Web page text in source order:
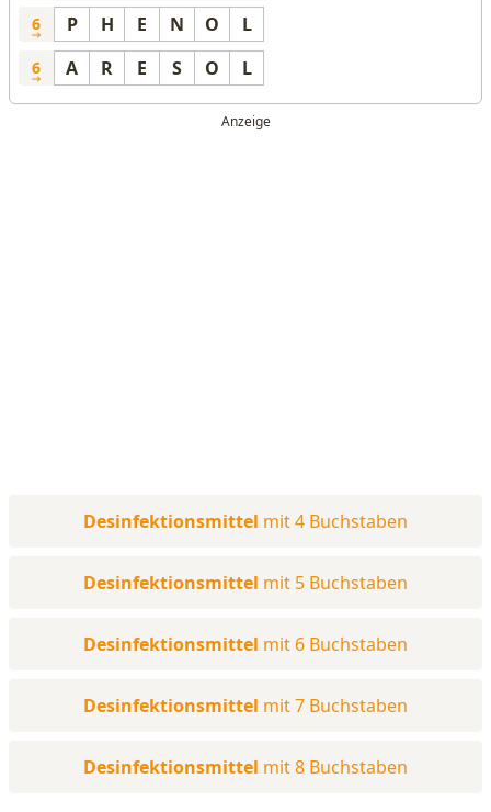
6 P H E N O L
6 A R E S O L
Desinfektionsmittel mit 4 Buchstaben
Desinfektionsmittel mit 5 Buchstaben
Desinfektionsmittel mit 6 Buchstaben
Desinfektionsmittel mit 7 Buchstaben
Desinfektionsmittel mit 8 Buchstaben